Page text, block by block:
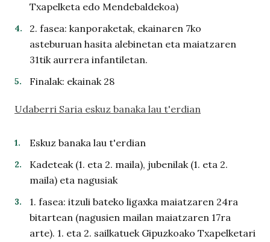
Txapelketa edo Mendebaldekoa)
2. fasea: kanporaketak, ekainaren 7ko
asteburuan hasita alebinetan eta maiatzaren
31tik aurrera infantiletan.
Finalak: ekainak 28
Udaberri Saria eskuz banaka lau t'erdian
Eskuz banaka lau t'erdian
Kadeteak (1. eta 2. maila), jubenilak (1. eta 2.
maila) eta nagusiak
1. fasea: itzuli bateko ligaxka maiatzaren 24ra
bitartean (nagusien mailan maiatzaren 17ra
arte). 1. eta 2. sailkatuek Gipuzkoako Txapelketari